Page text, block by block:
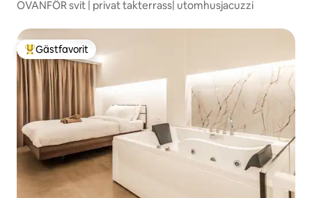
OVANFÖR svit | privat takterrass| utomhusjacuzzi
Populär gästfavorit
Gästfavorit